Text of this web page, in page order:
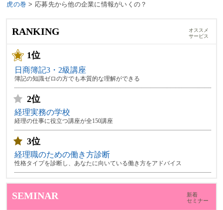
虎の巻 > 応募先から他の企業に情報がいくの？
RANKING
オススメ
サービス
1位
日商簿記3・2級講座
簿記の知識ゼロの方でも本質的な理解ができる
2位
経理実務の学校
経理の仕事に役立つ講座が全150講座
3位
経理職のための働き方診断
性格タイプを診断し、あなたに向いている働き方をアドバイス
SEMINAR
新着
セミナー